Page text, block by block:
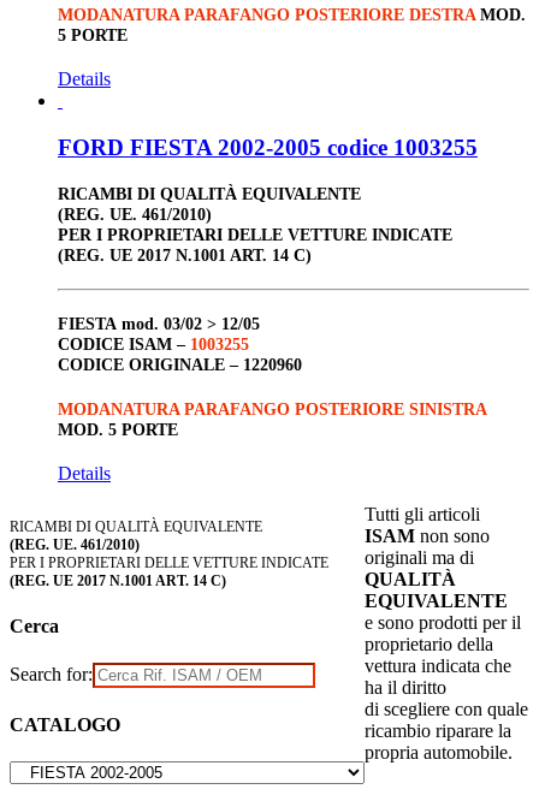
MODANATURA PARAFANGO POSTERIORE DESTRA MOD.
5 PORTE
Details
FORD FIESTA 2002-2005 codice 1003255
RICAMBI DI QUALITÀ EQUIVALENTE
(REG. UE. 461/2010)
PER I PROPRIETARI DELLE VETTURE INDICATE
(REG. UE 2017 N.1001 ART. 14 C)
FIESTA mod. 03/02 > 12/05
CODICE ISAM – 1003255
CODICE ORIGINALE – 1220960
MODANATURA PARAFANGO POSTERIORE SINISTRA
MOD. 5 PORTE
Details
RICAMBI DI QUALITÀ EQUIVALENTE
(REG. UE. 461/2010)
PER I PROPRIETARI DELLE VETTURE INDICATE
(REG. UE 2017 N.1001 ART. 14 C)
Cerca
Search for:
CATALOGO
Tutti gli articoli
ISAM non sono
originali ma di
QUALITÀ
EQUIVALENTE
e sono prodotti per il
proprietario della
vettura indicata che
ha il diritto
di scegliere con quale
ricambio riparare la
propria automobile.